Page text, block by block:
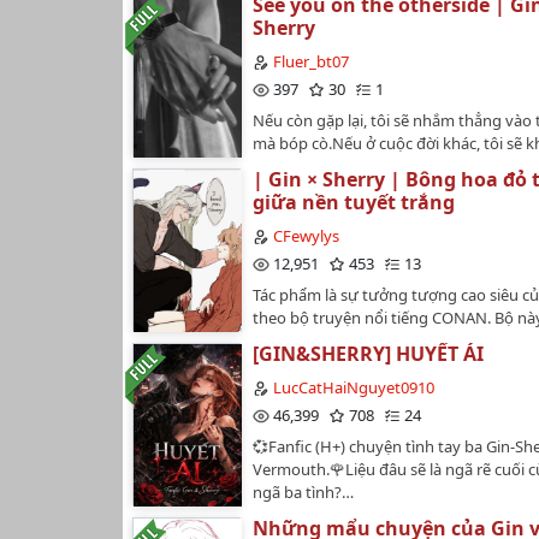
tình sẽ ra sao? Nếu tò mò thì hãy vào fic
😍Đây là fic đầu tiên mình viết vì quá mê
này. Nếu có sai sót thì mong các cậu
qua nhé 😭Và chúc mọi người đọc
Sherry
Fluer_bt07
397
30
1
Nếu còn gặp lại, tôi sẽ nhắm thẳng vào
mà bóp cò.Nếu ở cuộc đời khác, tôi sẽ
em như lúc này.Gin x Sherry | 1.2.2025…
| Gin × Sherry | Bông hoa đỏ
giữa nền tuyết trắng
CFewylys
12,951
453
13
Tác phẩm là sự tưởng tượng cao siêu
theo bộ truyện nổi tiếng CONAN. Bộ
chủ yếu để thỏa mãn đam mê đu OTP
của một con gà mái như mình :>. Bạn
thích thuyền này xin lướt qua đừng nói
đắng. Mình xin chân thành nhận mọi
♡…
[GIN&SHERRY] HUYẾT ÁI
LucCatHaiNguyet0910
46,399
708
24
💞Fanfic (H+) chuyện tình tay ba Gin-
Vermouth.🌹Liệu đâu sẽ là ngã rẽ cuối
ngã ba tình?…
Những mẩu chuyện của Gin